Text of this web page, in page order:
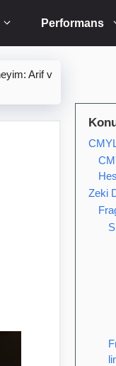
Performans
Arif v
Zeki